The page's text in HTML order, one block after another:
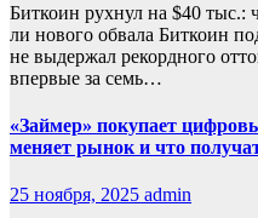
Биткоин рухнул на $40 тыс.:
ли нового обвала Биткоин
не выдержал рекордного
впервые за семь…
«Займер» покупает
меняет рынок и что
25 ноября, 2025 admin